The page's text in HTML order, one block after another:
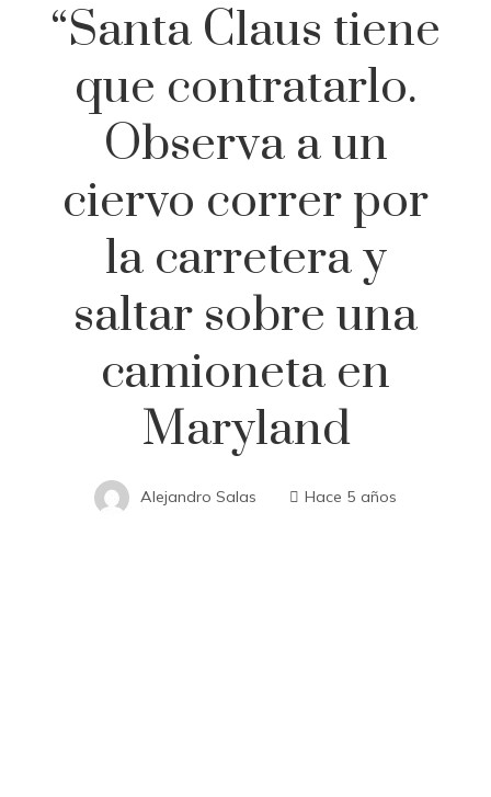
“Santa Claus tiene
que contratarlo.
Observa a un
ciervo correr por
la carretera y
saltar sobre una
camioneta en
Maryland
Alejandro Salas Hace 5 años